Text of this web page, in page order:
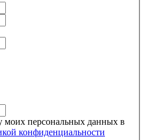
моих персональных данных в
конфиденциальности